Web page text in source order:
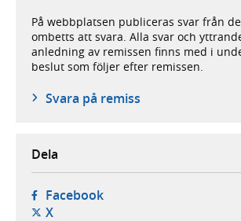
På webbplatsen publiceras svar från
ombetts att svara. Alla svar och
anledning av remissen finns med i
beslut som följer efter remissen.
Svara på remiss
Dela
Facebook- öppnas i ny flik,
X- öppnas i ny flik, extern